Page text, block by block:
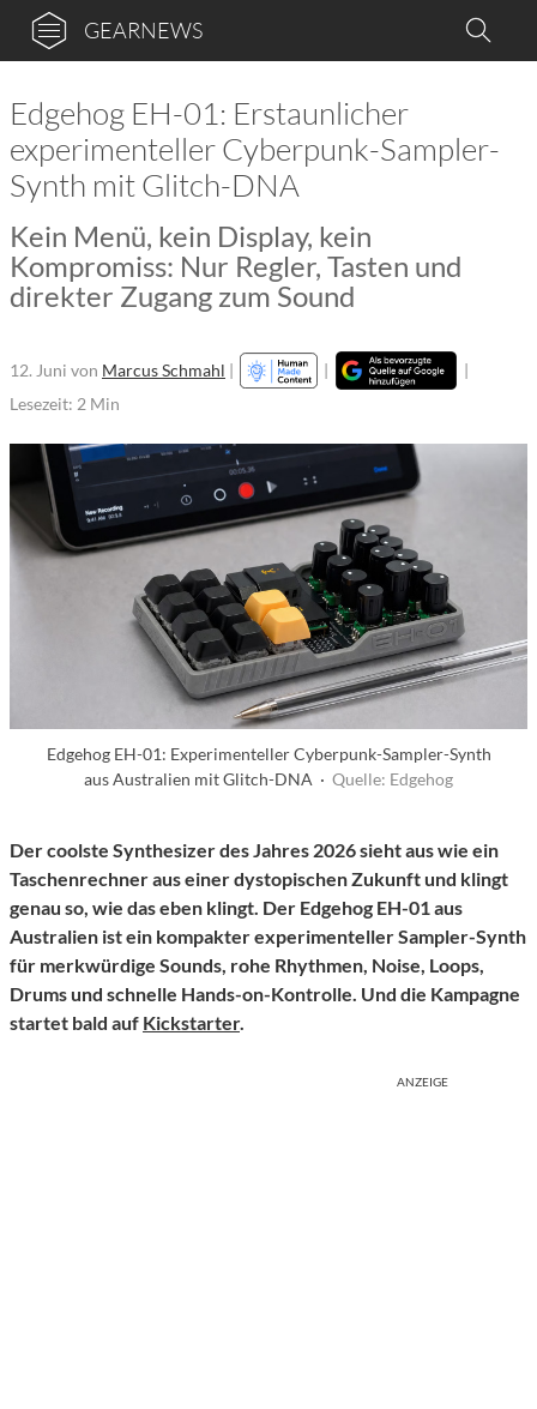
GEARNEWS
Edgehog EH-01: Erstaunlicher
experimenteller Cyberpunk-Sampler-
Synth mit Glitch-DNA
Kein Menü, kein Display, kein
Kompromiss: Nur Regler, Tasten und
direkter Zugang zum Sound
12. Juni von Marcus Schmahl | |
|
Lesezeit: 2 Min
Edgehog EH-01: Experimenteller Cyberpunk-Sampler-Synth
aus Australien mit Glitch-DNA · Quelle: Edgehog
Der coolste Synthesizer des Jahres 2026 sieht aus wie ein
Taschenrechner aus einer dystopischen Zukunft und klingt
genau so, wie das eben klingt. Der Edgehog EH-01 aus
Australien ist ein kompakter experimenteller Sampler-Synth
für merkwürdige Sounds, rohe Rhythmen, Noise, Loops,
Drums und schnelle Hands-on-Kontrolle. Und die Kampagne
startet bald auf Kickstarter.
ANZEIGE